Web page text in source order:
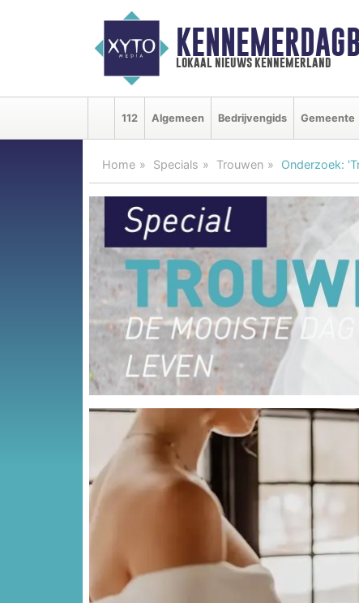
lokaal nieuws kennemerland
112 Algemeen Bedrijvengids Gemeente
Home Specials Trouwen Onderzoek: